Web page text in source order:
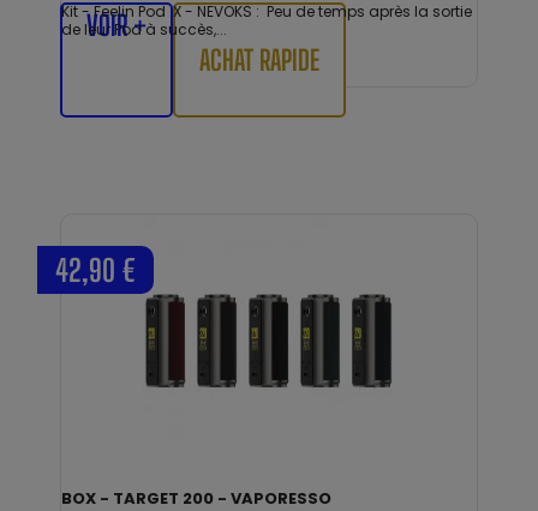
Kit - Feelin Pod X - NEVOKS : Peu de temps après la sortie
de leur Pod à succès,...
VOIR +
ACHAT RAPIDE
BOX - TARGET 200 - VAPORESSO
42,90 €